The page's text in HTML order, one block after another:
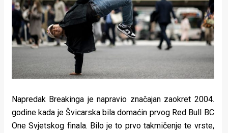
Napredak Breakinga je napravio značajan zaokret 2004.
godine kada je Švicarska bila domaćin prvog Red Bull BC
One Svjetskog finala. Bilo je to prvo takmičenje te vrste,